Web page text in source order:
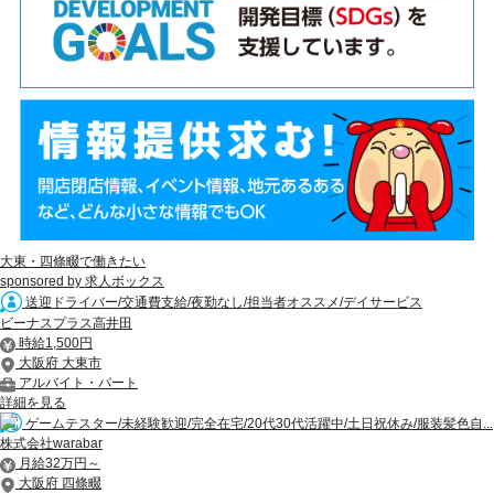
大東・四條畷で働きたい
sponsored by 求人ボックス
送迎ドライバー/交通費支給/夜勤なし/担当者オススメ/デイサービス
ビーナスプラス高井田
時給1,500円
大阪府 大東市
アルバイト・パート
詳細を見る
ゲームテスター/未経験歓迎/完全在宅/20代30代活躍中/土日祝休み/服装髪色自...
株式会社warabar
月給32万円～
大阪府 四條畷